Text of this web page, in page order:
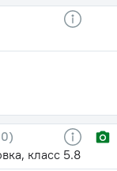
класс 5.8